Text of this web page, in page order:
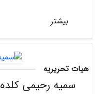
بیشتر
هیات تحریریه
سمیه رحیمی کلده